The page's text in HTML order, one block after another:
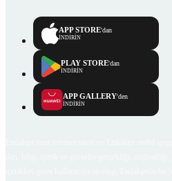
APP STORE'dan
İNDİRİN
PLAY STORE'dan
İNDİRİN
APP GALLERY'den
İNDİRİN